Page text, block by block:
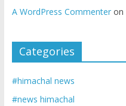
A WordPress Commenteron
Categories
#himachal news
#news himachal